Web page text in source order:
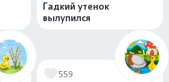
Гадкий утенок
вылупился
559